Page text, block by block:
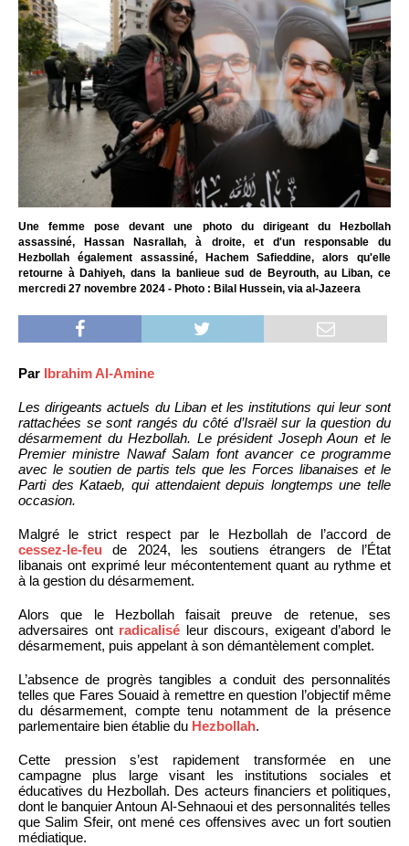
Une femme pose devant une photo du dirigeant du Hezbollah
assassiné, Hassan Nasrallah, à droite, et d'un responsable du
Hezbollah également assassiné, Hachem Safieddine, alors qu'elle
retourne à Dahiyeh, dans la banlieue sud de Beyrouth, au Liban, ce
mercredi 27 novembre 2024 - Photo : Bilal Hussein, via al-Jazeera
Par Ibrahim Al-Amine
Les dirigeants actuels du Liban et les institutions qui leur sont
rattachées se sont rangés du côté d’Israël sur la question du
désarmement du Hezbollah. Le président Joseph Aoun et le
Premier ministre Nawaf Salam font avancer ce programme
avec le soutien de partis tels que les Forces libanaises et le
Parti des Kataeb, qui attendaient depuis longtemps une telle
occasion.
Malgré le strict respect par le Hezbollah de l’accord de
cessez-le-feu de 2024, les soutiens étrangers de l’État
libanais ont exprimé leur mécontentement quant au rythme et
à la gestion du désarmement.
Alors que le Hezbollah faisait preuve de retenue, ses
adversaires ont radicalisé leur discours, exigeant d’abord le
désarmement, puis appelant à son démantèlement complet.
L’absence de progrès tangibles a conduit des personnalités
telles que Fares Souaid à remettre en question l’objectif même
du désarmement, compte tenu notamment de la présence
parlementaire bien établie du Hezbollah.
Cette pression s’est rapidement transformée en une
campagne plus large visant les institutions sociales et
éducatives du Hezbollah. Des acteurs financiers et politiques,
dont le banquier Antoun Al-Sehnaoui et des personnalités telles
que Salim Sfeir, ont mené ces offensives avec un fort soutien
médiatique.